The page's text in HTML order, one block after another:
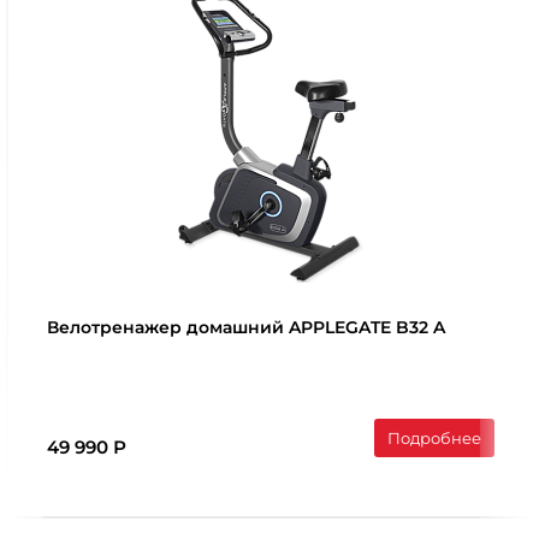
Велотренажер домашний APPLEGATE B32 A
49 990 Р Подробнее